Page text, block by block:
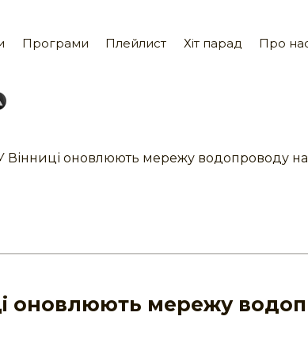
Програми Плейлист Хіт парад Про
У Вінниці оновлюють мережу водопроводу
оновлюють мережу